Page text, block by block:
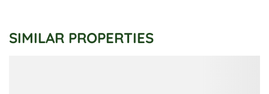
SIMILAR PROPERTIES